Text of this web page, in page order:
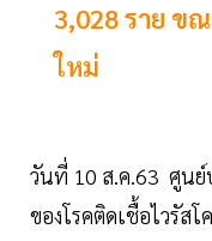
3,028 ราย ข
ใหม่
วันที่ 10 ส.ค.63 ศูนย์
ของโรคติดเชื้อไวรัส